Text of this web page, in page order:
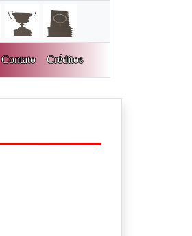
Contato Créditos